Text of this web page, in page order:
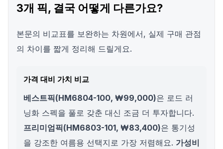
3개 픽, 결국 어떻게 다른가요?
본문의 비교표를 보완하는 차원에서, 실제 구매 관점
의 차이를 짧게 정리해 드릴게요.
가격 대비 가치 비교
베스트픽(HM6804-100, ₩99,000)은 로드 러
닝화 스펙을 풀로 갖춘 대신 조금 더 투자합니다.
프리미엄픽(HM6803-101, ₩83,400)은 통기성
을 강조한 여름용 선택지로 가장 저렴해요. 가성비